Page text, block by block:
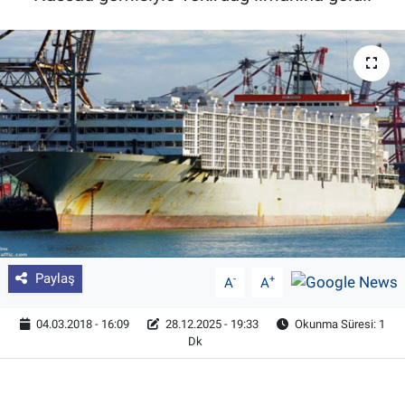
Paylaş A- A+
04.03.2018 - 16:09 28.12.2025 - 19:33
Okunma Süresi: 1
Dk
Pankobirlik
Et fiyatları
Tarım Bilgisi
Yetiştirici Soruyor
Dünyada Tarım
Üretici Birlikleri
Tahıllar ve Baklagiller